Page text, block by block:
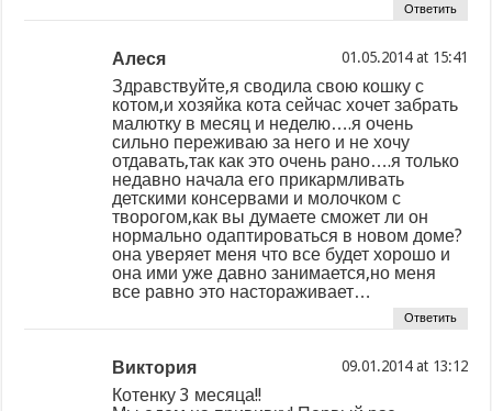
Ответить
Алеся at
Здравствуйте,я сводила свою кошку с
котом,и хозяйка кота сейчас хочет забрать
малютку в месяц и неделю….я очень
сильно переживаю за него и не хочу
отдавать,так как это очень рано….я только
недавно начала его прикармливать
детскими консервами и молочком с
творогом,как вы думаете сможет ли он
нормально одаптироваться в новом доме?
она уверяет меня что все будет хорошо и
она ими уже давно занимается,но меня
все равно это настораживает…
Ответить
Виктория at
Котенку 3 месяца!!